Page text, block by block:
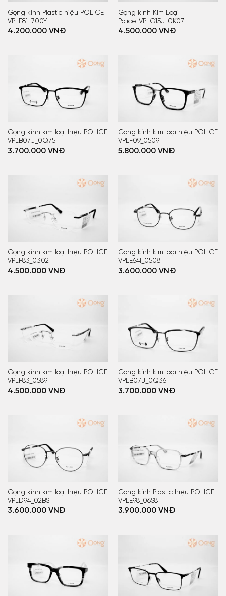
Gọng kính Plastic hiệu POLICE
VPLF81_700Y
4.200.000VNĐ
Gọng kính Kim Loại
Police_VPLG15J_0K07
4.500.000VNĐ
Gọng kính kim loại hiệu POLICE
VPLB07J_0Q75
3.700.000VNĐ
Gọng kính kim loại hiệu POLICE
VPLF09_0509
5.800.000VNĐ
Gọng kính kim loại hiệu POLICE
VPLF83_0302
4.500.000VNĐ
Gọng kính kim loại hiệu POLICE
VPLE64I_0508
3.600.000VNĐ
Gọng kính kim loại hiệu POLICE
VPLF83_0589
4.500.000VNĐ
Gọng kính kim loại hiệu POLICE
VPLB07J_0Q36
3.700.000VNĐ
Gọng kính kim loại hiệu POLICE
VPLD94_02BS
3.600.000VNĐ
Gọng kính Plastic hiệu POLICE
VPLE98_06S8
3.900.000VNĐ